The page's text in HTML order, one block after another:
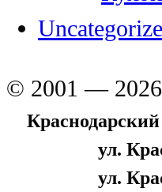
© 2001 —
ул.
ул.